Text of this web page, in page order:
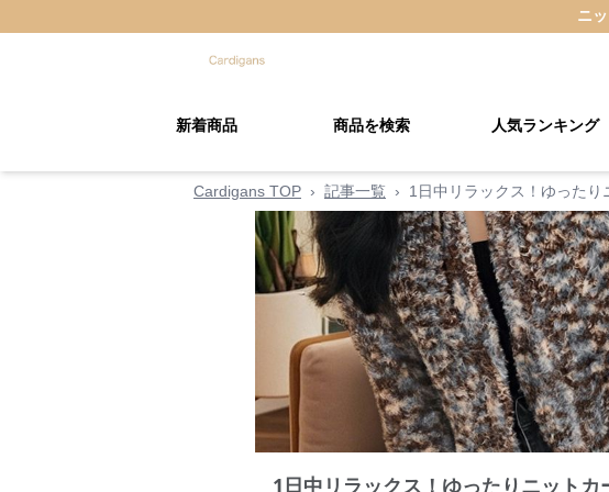
ニ
新着商品 商品を検索 人気ランキング
Cardigans TOP › 記事一覧 › 1日中リラックス！ゆった
1日中リラックス！ゆったりニット